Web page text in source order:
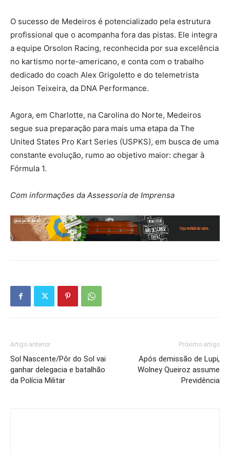
O sucesso de Medeiros é potencializado pela estrutura
profissional que o acompanha fora das pistas. Ele integra
a equipe Orsolon Racing, reconhecida por sua excelência
no kartismo norte-americano, e conta com o trabalho
dedicado do coach Alex Grigoletto e do telemetrista
Jeison Teixeira, da DNA Performance.
Agora, em Charlotte, na Carolina do Norte, Medeiros
segue sua preparação para mais uma etapa da The
United States Pro Kart Series (USPKS), em busca de uma
constante evolução, rumo ao objetivo maior: chegar à
Fórmula 1.
Com informações da Assessoria de Imprensa
Artigo anterior
Sol Nascente/Pôr do Sol vai
ganhar delegacia e batalhão
da Polícia Militar
Próximo artigo
Após demissão de Lupi,
Wolney Queiroz assume
Previdência